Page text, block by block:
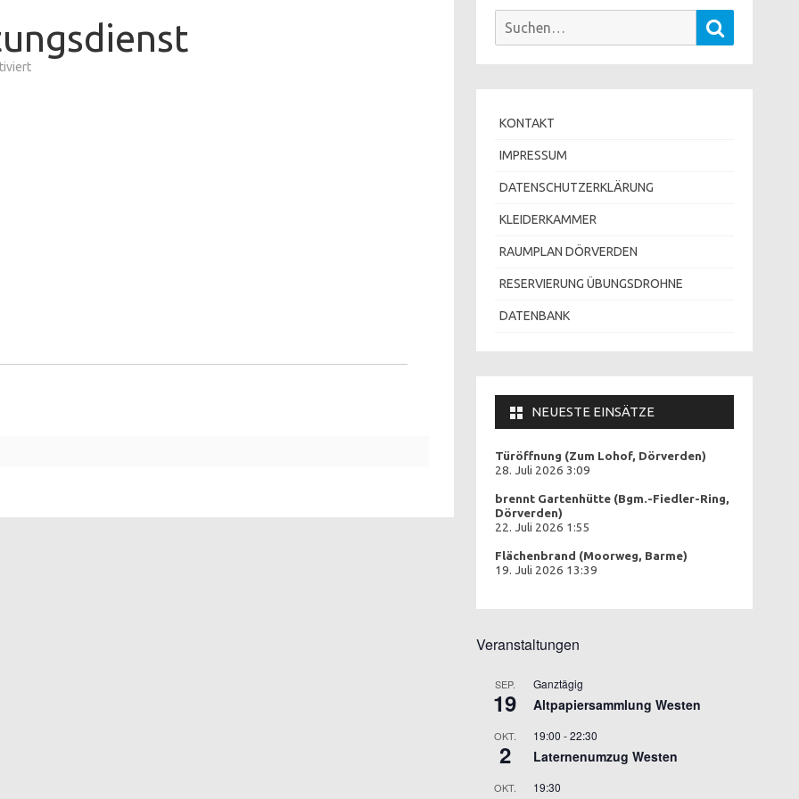
für
Suchen
KONTAKT
IMPRESSUM
DATENSCHUTZERKLÄRUNG
KLEIDERKAMMER
RAUMPLAN DÖRVERDEN
RESERVIERUNG ÜBUNGSDROHNE
DATENBANK
NEUESTE EINSÄTZE
Türöffnung (Zum Lohof, Dörverden)
28. Juli 2026 3:09
brennt Gartenhütte (Bgm.-Fiedler-Ring,
Dörverden)
22. Juli 2026 1:55
Flächenbrand (Moorweg, Barme)
19. Juli 2026 13:39
Veranstaltungen
SEP.
19
Ganztägig
Altpapiersammlung Westen
OKT.
2
19:00 -22:30
Laternenumzug Westen
OKT. 19:30